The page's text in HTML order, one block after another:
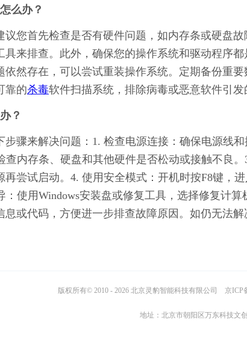
么办？
您首先检查是否有硬件问题，如内存条或硬盘故
来排查。此外，确保您的操作系统和驱动程序
然存在，可以尝试重装操作系统。定期备份重
靠的杀毒软件扫描系统，排除病毒或恶意软件引发
？
骤来解决问题：1. 检查电源连接：确保电源线
内存条、硬盘和其他硬件是否松动或接触不良。
尝试启动。4. 使用安全模式：开机时按F8键，
：使用Windows安装盘或修复工具，选择修复计
或代码，方便进一步排查故障原因。如仍无法
版权所有© 2010 - 2026 北京灵豹智能科技有限公司 京ICP
地址：北京市朝阳区万东科技文